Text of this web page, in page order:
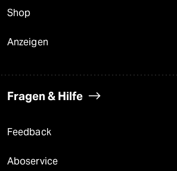
Shop
Anzeigen
Fragen & Hilfe
Feedback
Aboservice